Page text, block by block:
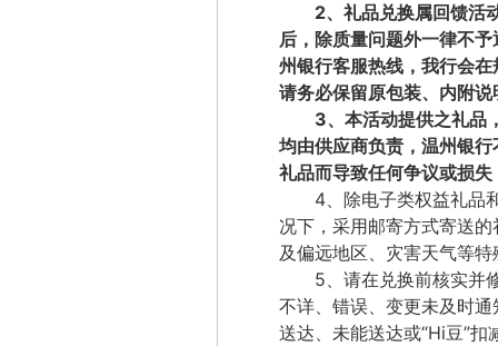
2、礼品兑换属回馈活
后，除质量问题外一律不
州银行客服热线，我行会
请务必保留原包装、内附
3、本活动提供之礼品
均由供应商负责，温州银
礼品而导致任何争议或损
4、除电子类权益礼品
况下，采用邮寄方式寄送的
及偏远地区、灾害天气等
5、请在兑换前核实并
不详、错误、变更未及时
送达、未能送达或“Hi豆”扣